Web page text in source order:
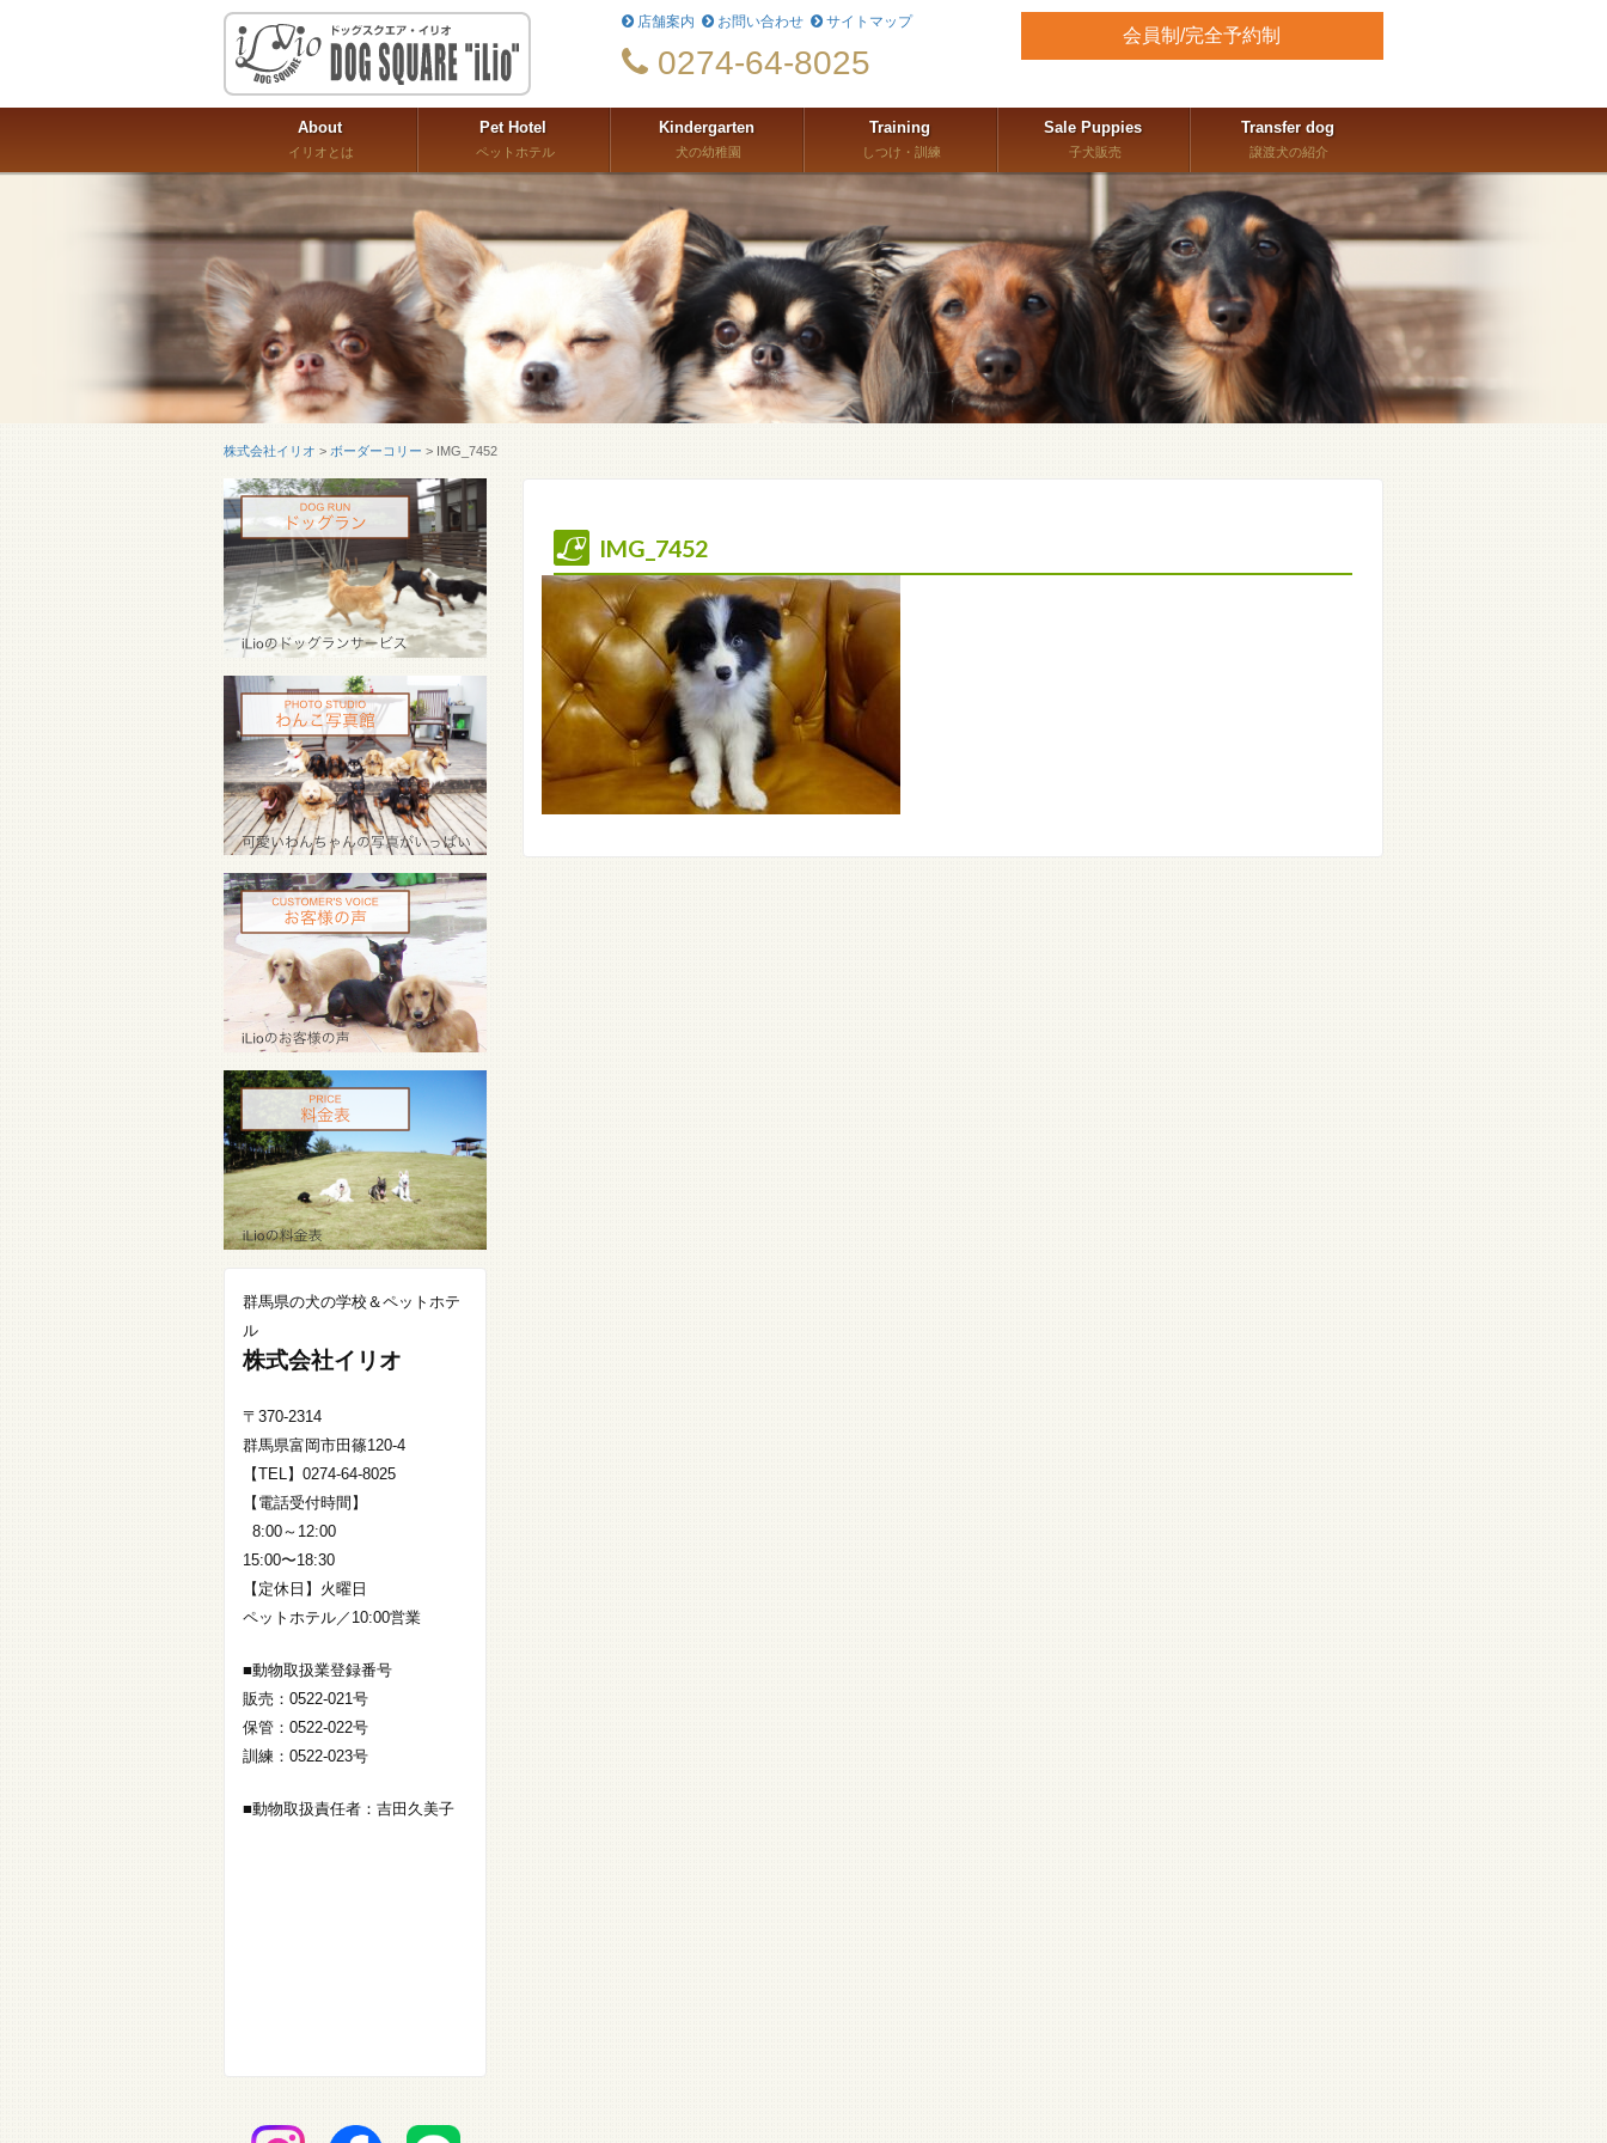
店舗案内 お問い合わせ サイトマップ
0274-64-8025
会員制/完全予約制
About
イリオとは
Pet Hotel
ペットホテル
Kindergarten
犬の幼稚園
Training
しつけ・訓練
Sale Puppies
子犬販売
Transfer dog
譲渡犬の紹介
株式会社イリオ > ボーダーコリー > IMG_7452
IMG_7452
群馬県の犬の学校＆ペットホテ
ル
株式会社イリオ
〒370-2314
群馬県富岡市田篠120-4
【TEL】0274-64-8025
【電話受付時間】
8:00～12:00
15:00〜18:30
【定休日】火曜日
ペットホテル／10:00営業
■動物取扱業登録番号
販売：0522-021号
保管：0522-022号
訓練：0522-023号
■動物取扱責任者：吉田久美子